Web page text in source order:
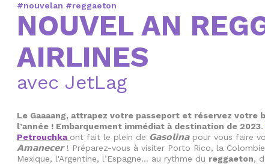
#nouvelan #reggaeton
NOUVEL AN
AIRLINES
avec JetLag
Le Gaaaang, attrapez votre passeport et réservez votre
l’année ! Embarquement immédiat à destination de 2023.
Petrouchka ont fait le plein de 𝗚𝗮𝘀𝗼𝗹𝗶𝗻𝗮pour vous faire
𝗔𝗺𝗮𝗻𝗲𝗰𝗲𝗿! Préparez-vous à visiter Porto Rico, la
Mexique, l'Argentine, l’Espagne… au rythme du reggaeton,